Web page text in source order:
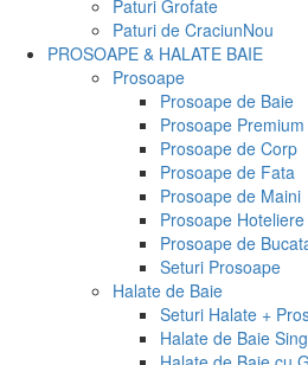
Paturi Grofate
Paturi de CraciunNou
PROSOAPE & HALATE BAIE
Prosoape
Prosoape de Baie
Prosoape Premium
Prosoape de Corp
Prosoape de Fata
Prosoape de Maini
Prosoape Hoteliere
Prosoape de
Seturi Prosoape
Halate de Baie
Seturi Halate +
Halate de Baie